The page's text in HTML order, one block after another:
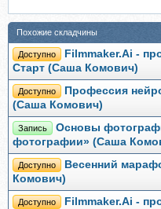
Похожие складчины
Доступно
Filmmaker.Ai -
Старт (Саша Комович)
Доступно
Профессия
(Саша Комович)
Запись
Основы
фотографии» (Саша
Доступно
Весенний
Комович)
Доступно
Filmmaker.Ai -